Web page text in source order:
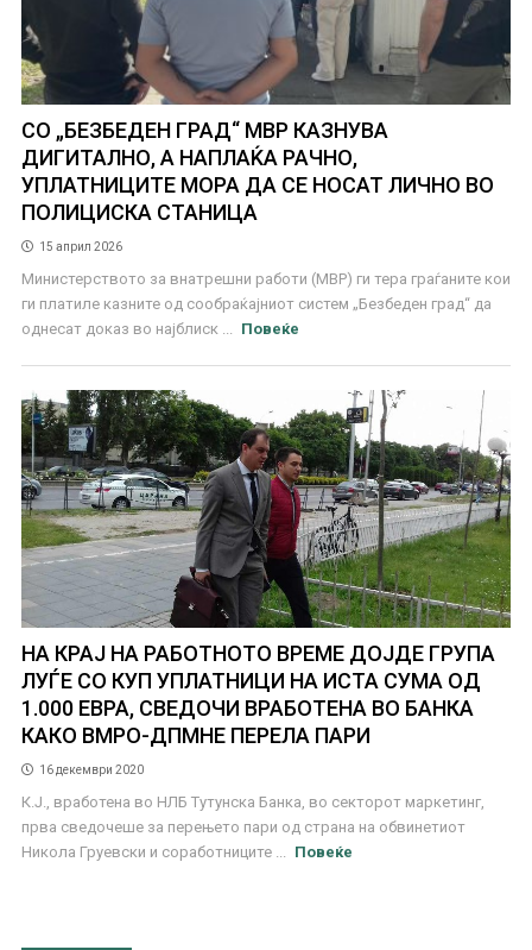
СО „БЕЗБЕДЕН ГРАД“ МВР КАЗНУВА
ДИГИТАЛНО, А НАПЛАЌА РАЧНО,
УПЛАТНИЦИТЕ МОРА ДА СЕ НОСАТ ЛИЧНО ВО
ПОЛИЦИСКА СТАНИЦА
15 април 2026
Министерството за внатрешни работи (МВР) ги тера граѓаните кои
ги платиле казните од сообраќајниот систем „Безбеден град“ да
однесат доказ во најблиск ...
Повеќе
НА КРАЈ НА РАБОТНОТО ВРЕМЕ ДОЈДЕ ГРУПА
ЛУЃЕ СО КУП УПЛАТНИЦИ НА ИСТА СУМА ОД
1.000 ЕВРА, СВЕДОЧИ ВРАБОТЕНА ВО БАНКА
КАКО ВМРО-ДПМНЕ ПЕРЕЛА ПАРИ
16 декември 2020
К.Ј., вработена во НЛБ Тутунска Банка, во секторот маркетинг,
прва сведочеше за перењето пари од страна на обвинетиот
Никола Груевски и соработниците ...
Повеќе